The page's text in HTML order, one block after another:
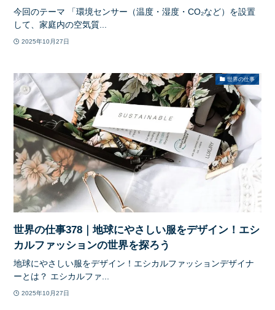
今回のテーマ 「環境センサー（温度・湿度・CO₂など）を設置
して、家庭内の空気質...
2025年10月27日
世界の仕事
世界の仕事378｜地球にやさしい服をデザイン！エシ
カルファッションの世界を探ろう
地球にやさしい服をデザイン！エシカルファッションデザイナ
ーとは？ エシカルファ...
2025年10月27日